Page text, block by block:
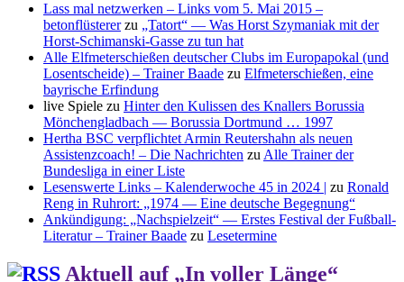
Lass mal netzwerken – Links vom 5. Mai 2015 –
betonflüstererzu „Tatort“ — Was Horst Szymaniak mit der
Horst-Schimanski-Gasse zu tun hat
Alle Elfmeterschießen deutscher Clubs im Europapokal (und
Losentscheide) – Trainer Baade zu Elfmeterschießen, eine
bayrische Erfindung
live Spiele zu Hinter den Kulissen des Knallers Borussia
Mönchengladbach — Borussia Dortmund … 1997
Hertha BSC verpflichtet Armin Reutershahn als neuen
Assistenzcoach! – Die Nachrichten zuAlle Trainer der
Bundesliga in einer Liste
Lesenswerte Links – Kalenderwoche 45 in 2024 | zu Ronald
Reng in Ruhrort: „1974 — Eine deutsche Begegnung“
Ankündigung: „Nachspielzeit“ — Erstes Festival der Fußball-
Literatur – Trainer Baade zu Lesetermine
Aktuell auf „In voller Länge“